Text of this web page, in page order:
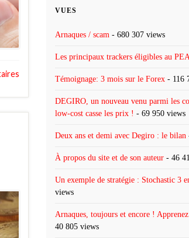
VUES
Arnaques / scam - 680 307 views
Les principaux trackers éligibles au PEA
Témoignage: 3 mois sur le Forex - 116
DEGIRO, un nouveau venu parmi les
low-cost casse les prix ! - 69 950 views
Deux ans et demi avec Degiro : le bilan
À propos du site et de son auteur - 46
Un exemple de stratégie : Stochastic 3
views
Arnaques, toujours et encore !
40 805 views